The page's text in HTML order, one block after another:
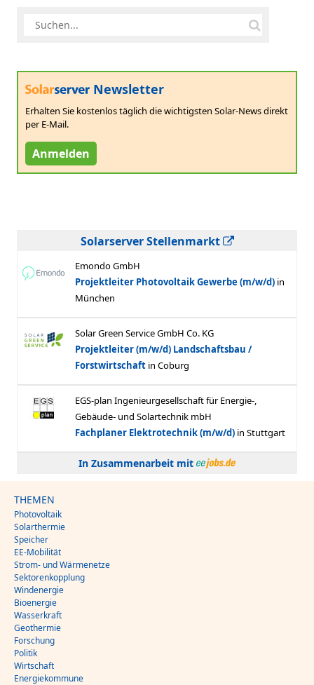
Newsletter
Erhalten Sie kostenlos täglich die wichtigsten Solar-News direkt
per E-Mail.
Anmelden
Solarserver Stellenmarkt
In Zusammenarbeit mit
THEMEN
Photovoltaik
Solarthermie
Speicher
EE-Mobilität
Strom- und Wärmenetze
Sektorenkopplung
Windenergie
Bioenergie
Wasserkraft
Geothermie
Forschung
Politik
Wirtschaft
Energiekommune